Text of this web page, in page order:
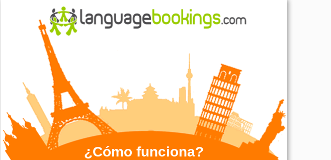
¿Cómo funciona?